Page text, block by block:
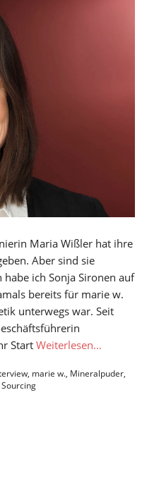
Maria Wißler hat ihre
Aber sind sie
ich Sonja Sironen auf
bereits für marie w.
unterwegs war. Seit
Start Weiterlesen…
, marie w., Mineralpuder,
Sourcing